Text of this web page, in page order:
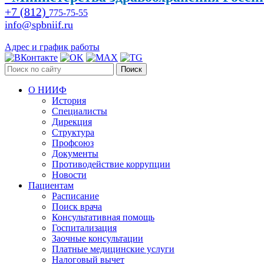
+7 (812) 775-75-55
info@spbniif.ru
Адрес и график работы
Поиск
О НИИФ
История
Специалисты
Дирекция
Структура
Профсоюз
Документы
Противодействие коррупции
Новости
Пациентам
Расписание
Поиск врача
Консультативная помощь
Госпитализация
Заочные консультации
Платные медицинские услуги
Налоговый вычет